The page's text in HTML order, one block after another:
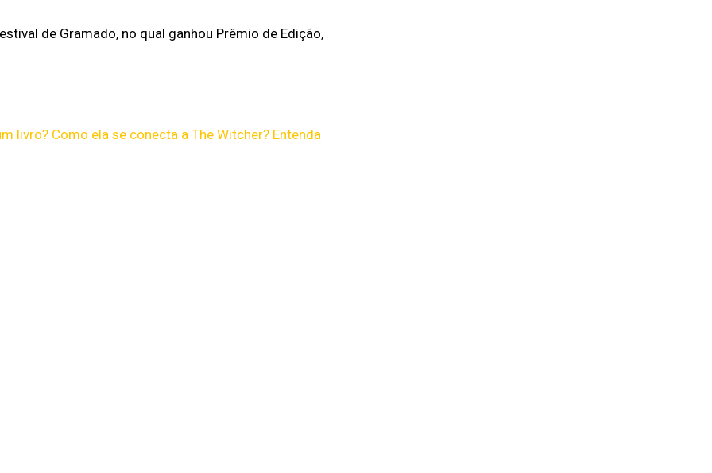
de Gramado, no qual ganhou Prêmio de Edição,
livro? Como ela se conecta a The Witcher? Entenda